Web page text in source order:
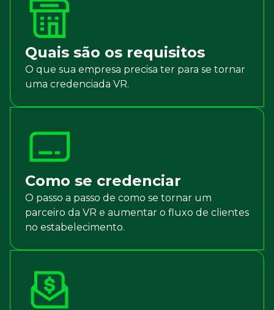
Quais são os requisitos
O que sua empresa precisa ter para se tornar
uma credenciada VR.
Como se credenciar
O passo a passo de como se tornar um
parceiro da VR e aumentar o fluxo de clientes
no estabelecimento.